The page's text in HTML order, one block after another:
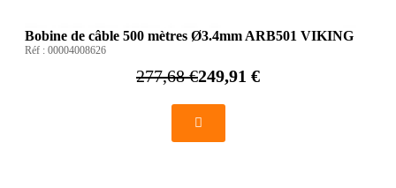
Bobine de câble 500 mètres Ø3.4mm ARB501 VIKING
Réf : 00004008626
277,68 €249,91 €